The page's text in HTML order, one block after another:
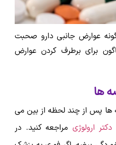
عوارض جانبی دارو صحبت
برای برطرف کردن عوارض
ها پس از چند لحظه از بین می
دکتر ارولوژی مراجعه کنید. در